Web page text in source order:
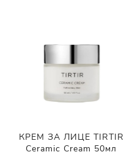
КРЕМ ЗА ЛИЦЕ TIRTIR
Ceramic Cream 50мл